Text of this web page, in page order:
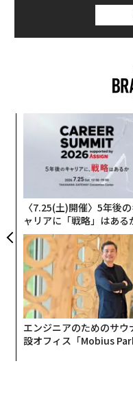
〈7.25(土)開催〉5年後
ャリアに「戦略」はある
トップエグゼクティブの
リアに触れる1日
UMMIT 2026
エンジニアのためのサウ
設オフィス「Mobius